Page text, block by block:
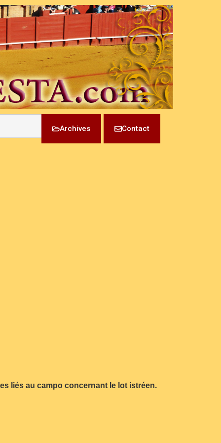
Archives Contact
liés au campo concernant le lot istréen.